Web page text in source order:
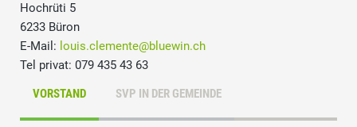
Hochrüti 5
6233 Büron
E-Mail: louis.clemente@bluewin.ch
Tel privat: 079 435 43 63
VORSTAND
SVP IN DER GEMEINDE